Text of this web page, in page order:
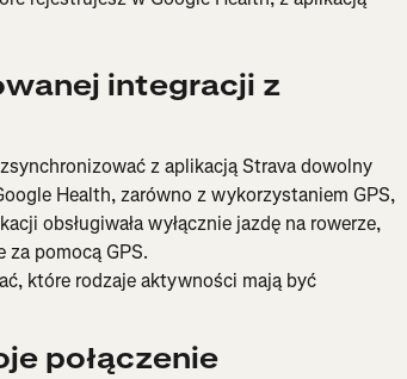
integracji z
z aplikacją Strava dowolny
Health, zarówno z wykorzystaniem GPS,
obsługiwała wyłącznie jazdę na rowerze,
pomocą GPS.
które rodzaje aktywności mają być
połączenie